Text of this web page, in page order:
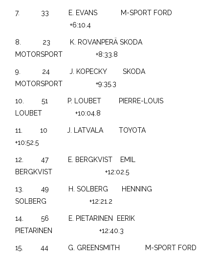
7. 33 E. EVANS M-SPORT FORD
+6:10.4
8. 23 K. ROVANPERÄ SKODA
MOTORSPORT +8:33.8
9. 24 J. KOPECKY SKODA
MOTORSPORT +9:35.3
10. 51 P. LOUBET PIERRE-LOUIS
LOUBET +10:04.8
11. 10 J. LATVALA TOYOTA
+10:52.5
12. 47 E. BERGKVIST EMIL
BERGKVIST +12:02.5
13. 49 H. SOLBERG HENNING
SOLBERG +12:21.2
14. 56 E. PIETARINEN EERIK
PIETARINEN +12:40.3
15. 44 G. GREENSMITH M-SPORT FORD